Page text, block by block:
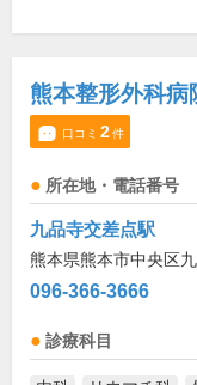
熊本整形外科病
口コミ 2件
所在地・電話番号
九品寺交差点駅
熊本県熊本市中央区
096-366-3666
診療科目